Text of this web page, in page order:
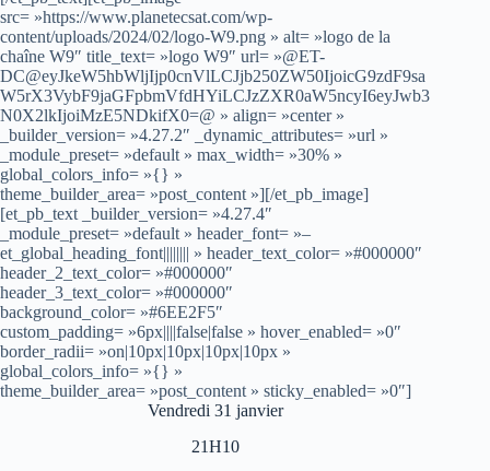
src= »https://www.planetecsat.com/wp-
content/uploads/2024/02/logo-W9.png » alt= »logo de la
chaîne W9″ title_text= »logo W9″ url= »@ET-
DC@eyJkeW5hbWljIjp0cnVlLCJjb250ZW50IjoicG9zdF9sa
W5rX3VybF9jaGFpbmVfdHYiLCJzZXR0aW5ncyI6eyJwb3
N0X2lkIjoiMzE5NDkifX0=@ » align= »center »
_builder_version= »4.27.2″ _dynamic_attributes= »url »
_module_preset= »default » max_width= »30% »
global_colors_info= »{} »
theme_builder_area= »post_content »][/et_pb_image]
[et_pb_text _builder_version= »4.27.4″
_module_preset= »default » header_font= »–
et_global_heading_font|||||||| » header_text_color= »#000000″
header_2_text_color= »#000000″
header_3_text_color= »#000000″
background_color= »#6EE2F5″
custom_padding= »6px||||false|false » hover_enabled= »0″
border_radii= »on|10px|10px|10px|10px »
global_colors_info= »{} »
theme_builder_area= »post_content » sticky_enabled= »0″]
Vendredi 31 janvier
21H10